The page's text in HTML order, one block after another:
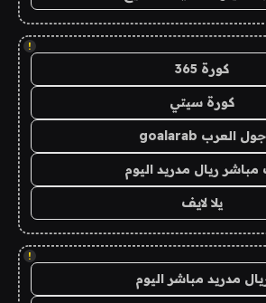
!
كورة 365
كورة سيتي
جول العرب goalarab
مباشر ريال مدريد اليوم
يلا لايف
!
مدريد مباشر اليوم